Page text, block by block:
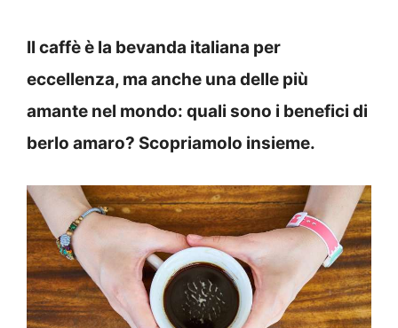
Il caffè è la bevanda italiana per
eccellenza, ma anche una delle più
amante nel mondo: quali sono i benefici di
berlo amaro? Scopriamolo insieme.